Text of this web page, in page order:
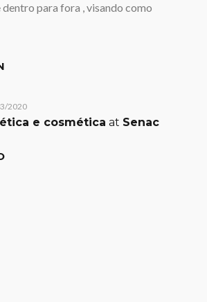
para fora , visando como
2020
e cosmética at Senac